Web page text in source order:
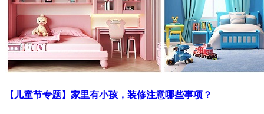
【儿童节专题】家里有小孩，装修注意哪些事项？